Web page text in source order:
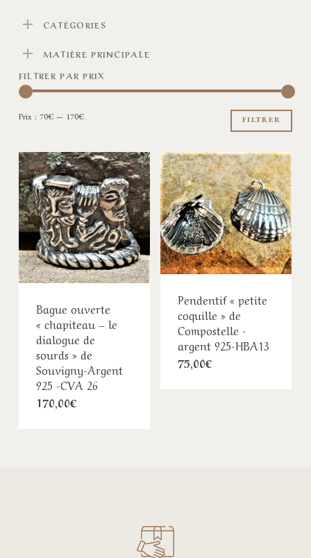
CATÉGORIES
MATIÈRE PRINCIPALE
FILTRER PAR PRIX
FILTRER
Prix : 70€— 170€
Bague ouverte
« chapiteau – le
dialogue de
sourds » de
Souvigny-Argent
925 -CVA 26
170,00€
Pendentif « petite
coquille » de
Compostelle -
argent 925-HBA13
75,00€